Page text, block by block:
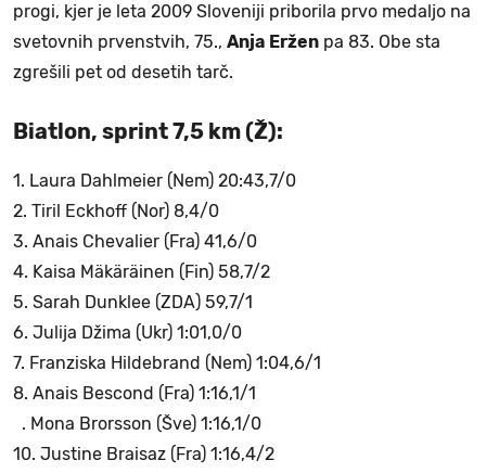
progi, kjer je leta 2009 Sloveniji priborila prvo medaljo na
svetovnih prvenstvih, 75., Anja Eržen pa 83. Obe sta
zgrešili pet od desetih tarč.
Biatlon, sprint 7,5 km (Ž):
1. Laura Dahlmeier (Nem) 20:43,7/0
2. Tiril Eckhoff (Nor) 8,4/0
3. Anais Chevalier (Fra) 41,6/0
4. Kaisa Mäkäräinen (Fin) 58,7/2
5. Sarah Dunklee (ZDA) 59,7/1
6. Julija Džima (Ukr) 1:01,0/0
7. Franziska Hildebrand (Nem) 1:04,6/1
8. Anais Bescond (Fra) 1:16,1/1
. Mona Brorsson (Šve) 1:16,1/0
10. Justine Braisaz (Fra) 1:16,4/2